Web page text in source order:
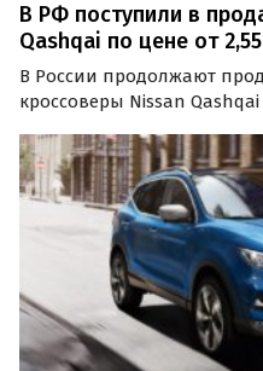
В РФ поступили в
Qashqai по цене от
В России продолжают
кроссоверы Nissan
Nissan в Санкт-Петербурге.